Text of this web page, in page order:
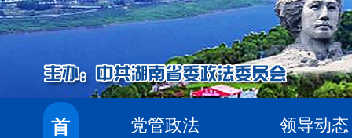
首
党管政法
领导动态